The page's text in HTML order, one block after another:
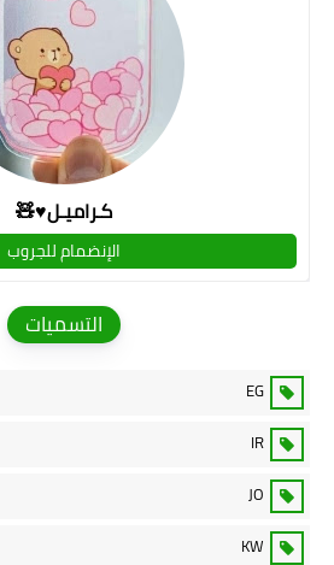
كـراميـل♥🧸
الإنضمام للجروب
التسميات
EG
IR
JO
KW